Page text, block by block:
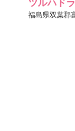
ツルハド
福島県双葉郡